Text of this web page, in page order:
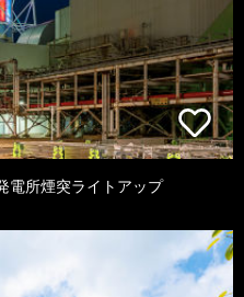
所煙突ライトアップ